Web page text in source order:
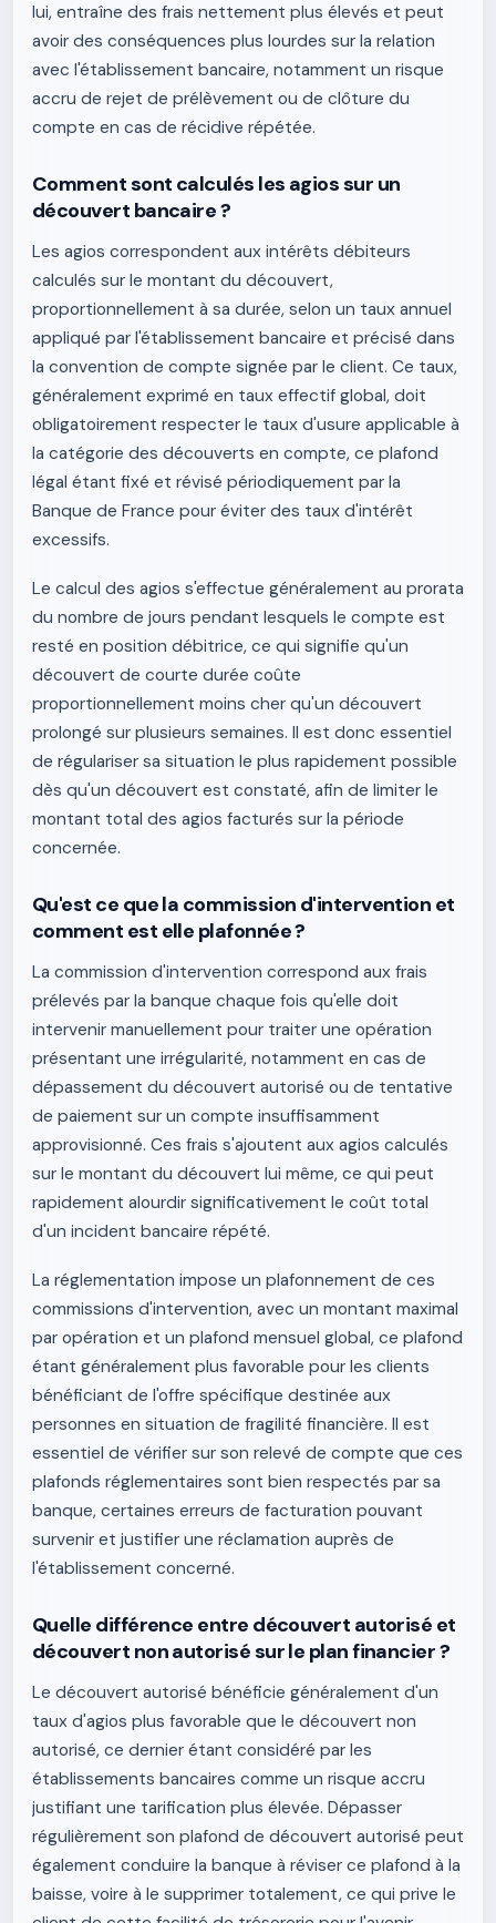
lui, entraîne des frais nettement plus élevés et peut
avoir des conséquences plus lourdes sur la relation
avec l'établissement bancaire, notamment un risque
accru de rejet de prélèvement ou de clôture du
compte en cas de récidive répétée.
Comment sont calculés les agios sur un
découvert bancaire ?
Les agios correspondent aux intérêts débiteurs
calculés sur le montant du découvert,
proportionnellement à sa durée, selon un taux annuel
appliqué par l'établissement bancaire et précisé dans
la convention de compte signée par le client. Ce taux,
généralement exprimé en taux effectif global, doit
obligatoirement respecter le taux d'usure applicable à
la catégorie des découverts en compte, ce plafond
légal étant fixé et révisé périodiquement par la
Banque de France pour éviter des taux d'intérêt
excessifs.
Le calcul des agios s'effectue généralement au prorata
du nombre de jours pendant lesquels le compte est
resté en position débitrice, ce qui signifie qu'un
découvert de courte durée coûte
proportionnellement moins cher qu'un découvert
prolongé sur plusieurs semaines. Il est donc essentiel
de régulariser sa situation le plus rapidement possible
dès qu'un découvert est constaté, afin de limiter le
montant total des agios facturés sur la période
concernée.
Qu'est ce que la commission d'intervention et
comment est elle plafonnée ?
La commission d'intervention correspond aux frais
prélevés par la banque chaque fois qu'elle doit
intervenir manuellement pour traiter une opération
présentant une irrégularité, notamment en cas de
dépassement du découvert autorisé ou de tentative
de paiement sur un compte insuffisamment
approvisionné. Ces frais s'ajoutent aux agios calculés
sur le montant du découvert lui même, ce qui peut
rapidement alourdir significativement le coût total
d'un incident bancaire répété.
La réglementation impose un plafonnement de ces
commissions d'intervention, avec un montant maximal
par opération et un plafond mensuel global, ce plafond
étant généralement plus favorable pour les clients
bénéficiant de l'offre spécifique destinée aux
personnes en situation de fragilité financière. Il est
essentiel de vérifier sur son relevé de compte que ces
plafonds réglementaires sont bien respectés par sa
banque, certaines erreurs de facturation pouvant
survenir et justifier une réclamation auprès de
l'établissement concerné.
Quelle différence entre découvert autorisé et
découvert non autorisé sur le plan financier ?
Le découvert autorisé bénéficie généralement d'un
taux d'agios plus favorable que le découvert non
autorisé, ce dernier étant considéré par les
établissements bancaires comme un risque accru
justifiant une tarification plus élevée. Dépasser
régulièrement son plafond de découvert autorisé peut
également conduire la banque à réviser ce plafond à la
baisse, voire à le supprimer totalement, ce qui prive le